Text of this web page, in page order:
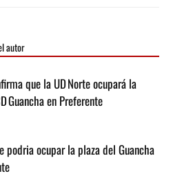
autor
que la UD Norte ocupará la
Guancha en Preferente
podria ocupar la plaza del Guancha